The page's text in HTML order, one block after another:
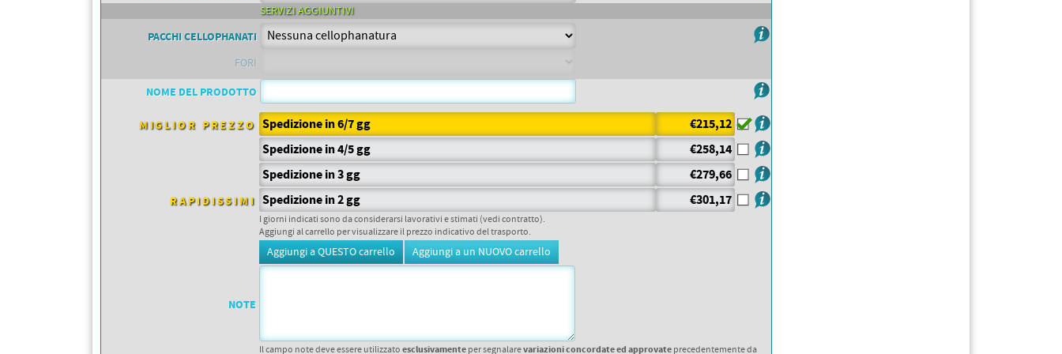
DORSALI TARGHE
PETTORALI NUMERI DA
SERVIZI AGGIUNTIVI
PACCHI CELLOPHANATI
FORI
NOME DEL PRODOTTO
MIGLIOR PREZZO Spedizione in 6/7 gg
€215,12
Spedizione in 4/5 gg
€258,14
Spedizione in 3 gg
€279,66
RAPIDISSIMI Spedizione in 2 gg €301,17
I giorni indicati sono da considerarsi lavorativi e stimati (vedi contratto).
Aggiungi al carrello per visualizzare il prezzo indicativo del trasporto.
NOTE
Il campo note deve essere utilizzatoesclusivamenteper segnalarevariazioni concordate ed approvateprecedentemente da